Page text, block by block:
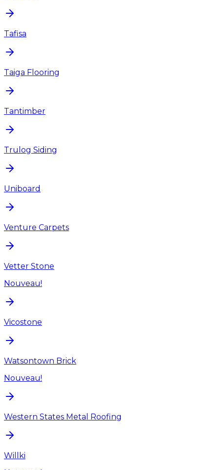
Tafisa
Taiga Flooring
Tantimber
Trulog Siding
Uniboard
Venture Carpets
Vetter Stone
Nouveau!
Vicostone
Watsontown Brick
Nouveau!
Western States Metal Roofing
Willki